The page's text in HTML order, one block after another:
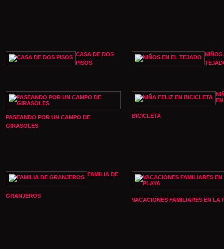
CASA DE DOS
PISOS
NIÑOS
PASEANDO POR UN CAMPO DE
GIRASOLES
EN
BICICLETA
FAMILIA DE
GRANJEROS
VACACIONES FAMILIARES EN LA